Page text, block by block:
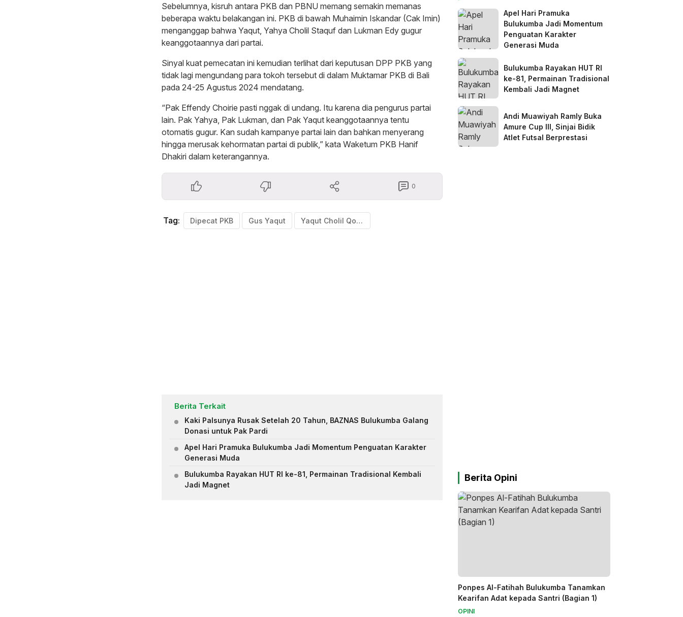
Sebelumnya, kisruh antara PKB dan PBNU memang semakin memanas
beberapa waktu belakangan ini. PKB di bawah Muhaimin Iskandar (Cak Imin)
menganggap bahwa Yaqut, Yahya Cholil Staquf dan Lukman Edy gugur
keanggotaannya dari partai.
Sinyal kuat pemecatan ini kemudian terlihat dari keputusan DPP PKB yang
tidak lagi mengundang para tokoh tersebut di dalam Muktamar PKB di Bali
pada 24-25 Agustus 2024 mendatang.
“Pak Effendy Choirie pasti nggak di undang. Itu karena dia pengurus partai
lain. Pak Yahya, Pak Lukman, dan Pak Yaqut keanggotaannya tentu
otomatis gugur. Kan sudah kampanye partai lain dan bahkan menyerang
hingga merusak kehormatan partai di publik,” kata Waketum PKB Hanif
Dhakiri dalam keterangannya.
0
Tag: Dipecat PKB Gus Yaqut Yaqut Cholil Qoumas
Berita Terkait
Kaki Palsunya Rusak Setelah 20 Tahun, BAZNAS Bulukumba Galang
Donasi untuk Pak Pardi
Apel Hari Pramuka Bulukumba Jadi Momentum Penguatan Karakter
Generasi Muda
Bulukumba Rayakan HUT RI ke-81, Permainan Tradisional Kembali
Jadi Magnet
Apel Hari Pramuka
Bulukumba Jadi Momentum
Penguatan Karakter
Generasi Muda
Bulukumba Rayakan HUT RI
ke-81, Permainan Tradisional
Kembali Jadi Magnet
Andi Muawiyah Ramly Buka
Amure Cup III, Sinjai Bidik
Atlet Futsal Berprestasi
Berita Opini
Ponpes Al-Fatihah Bulukumba Tanamkan
Kearifan Adat kepada Santri (Bagian 1)
OPINI